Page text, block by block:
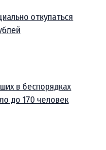
откупаться
в беспорядках
до 170 человек